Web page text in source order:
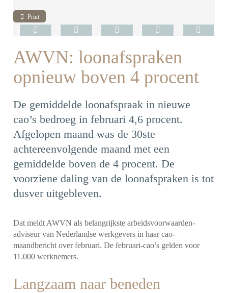
Print
AWVN: loonafspraken
opnieuw boven 4 procent
De gemiddelde loonafspraak in nieuwe
cao’s bedroeg in februari 4,6 procent.
Afgelopen maand was de 30ste
achtereenvolgende maand met een
gemiddelde boven de 4 procent. De
voorziene daling van de loonafspraken is tot
dusver uitgebleven.
Dat meldt AWVN als belangrijkste arbeidsvoorwaarden­
adviseur van Nederlandse werkgevers in haar cao-
maandbericht over februari. De februari-cao’s gelden voor
11.000 werknemers.
Langzaam naar beneden